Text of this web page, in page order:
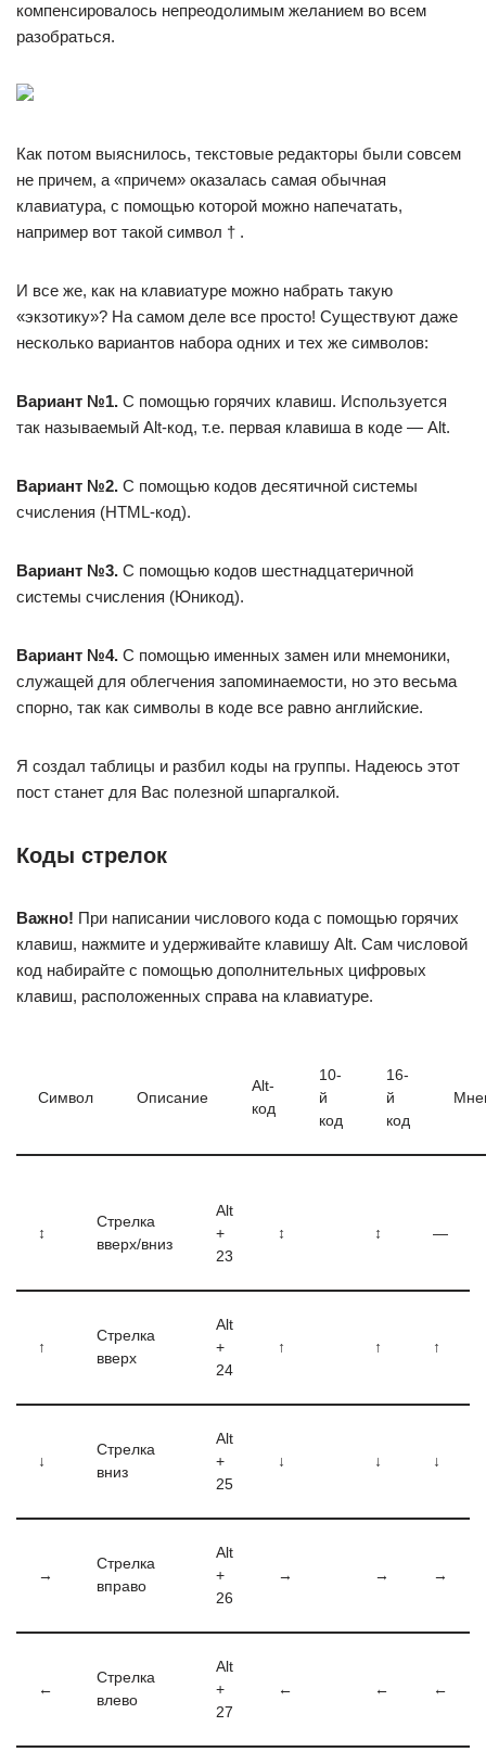
компенсировалось непреодолимым желанием во всем
разобраться.
Как потом выяснилось, текстовые редакторы были совсем
не причем, а «причем» оказалась самая обычная
клавиатура, с помощью которой можно напечатать,
например вот такой символ † .
И все же, как на клавиатуре можно набрать такую
«экзотику»? На самом деле все просто! Существуют даже
несколько вариантов набора одних и тех же символов:
Вариант №1. С помощью горячих клавиш. Используется
так называемый Alt-код, т.е. первая клавиша в коде — Alt.
Вариант №2. С помощью кодов десятичной системы
счисления (HTML-код).
Вариант №3. С помощью кодов шестнадцатеричной
системы счисления (Юникод).
Вариант №4. С помощью именных замен или мнемоники,
служащей для облегчения запоминаемости, но это весьма
спорно, так как символы в коде все равно английские.
Я создал таблицы и разбил коды на группы. Надеюсь этот
пост станет для Вас полезной шпаргалкой.
Коды стрелок
Важно! При написании числового кода с помощью горячих
клавиш, нажмите и удерживайте клавишу Alt. Сам числовой
код набирайте с помощью дополнительных цифровых
клавиш, расположенных справа на клавиатуре.
Символ Описание
Alt-
код
10-
й
код
16-
й
код
↕
Стрелка
вверх/вниз
Alt
+
23
↕ ↕ —
↑
Стрелка
вверх
Alt
+
24
↑ ↑ ↑
↓
Стрелка
вниз
Alt
+
25
↓ ↓ ↓
→
Стрелка
вправо
Alt
+
26
→ → →
←
Стрелка
влево
Alt
+
27
← ← ←